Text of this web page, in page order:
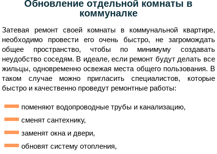
Обновление отдельной комнаты в
коммуналке
Затевая ремонт своей комнаты в коммунальной квартире,
необходимо провести его очень быстро, не загромождать
общее пространство, чтобы по минимуму создавать
неудобство соседям. В идеале, если ремонт будут делать все
жильцы, одновременно освежая места общего пользования. В
таком случае можно пригласить специалистов, которые
быстро и качественно проведут ремонтные работы:
поменяют водопроводные трубы и канализацию,
сменят сантехнику,
заменят окна и двери,
обновят систему отопления,